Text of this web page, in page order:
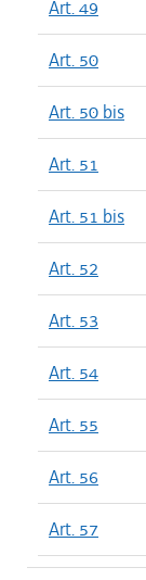
Art. 49
Art. 50
Art. 50 bis
Art. 51
Art. 51 bis
Art. 52
Art. 53
Art. 54
Art. 55
Art. 56
Art. 57